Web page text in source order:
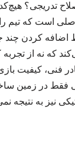
۴. بازسازی از صفر یا
است که تیم
اضافه کردن
که نه از تجربه
کادر فنی، کیفیت
فقط در زمین
به نتیجه نمی‌رسند.